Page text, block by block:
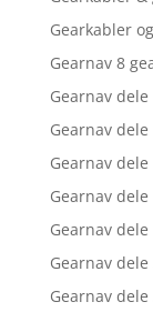
Gearkabler
Gearnav 8
Gearnav
Gearnav
Gearnav
Gearnav
Gearnav
Gearnav
Gearnav